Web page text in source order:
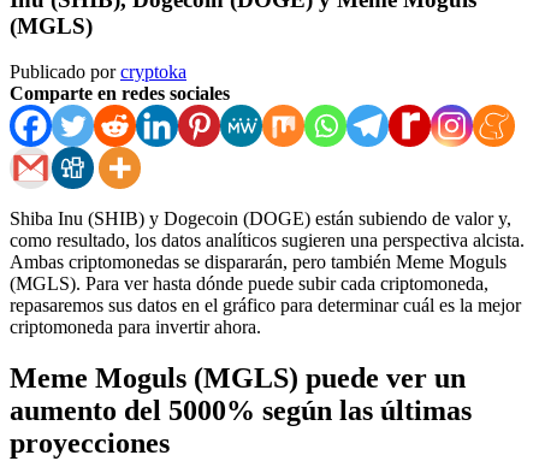
(MGLS)
Publicado porcryptoka
Comparte en redes sociales
Shiba Inu (SHIB) y Dogecoin (DOGE) están subiendo de valor y,
como resultado, los datos analíticos sugieren una perspectiva alcista.
Ambas criptomonedas se dispararán, pero también Meme Moguls
(MGLS). Para ver hasta dónde puede subir cada criptomoneda,
repasaremos sus datos en el gráfico para determinar cuál es la mejor
criptomoneda para invertir ahora.
Meme Moguls (MGLS) puede ver un
aumento del 5000% según las últimas
proyecciones